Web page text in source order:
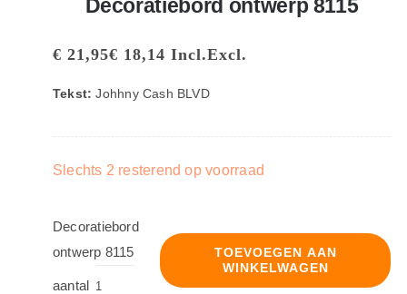
Decoratiebord ontwerp 8115
€ 21,95€ 18,14 Incl.Excl.
Tekst:Johhny Cash BLVD
Slechts 2 resterend op voorraad
Decoratiebord
ontwerp 8115
aantal
TOEVOEGEN AAN
WINKELWAGEN